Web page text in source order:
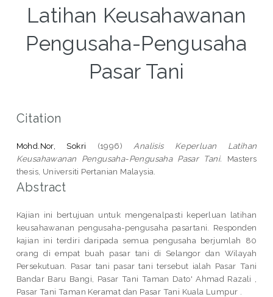
Latihan Keusahawanan
Pengusaha-Pengusaha
Pasar Tani
Citation
Mohd.Nor, Sokri (1996) Analisis Keperluan Latihan
Keusahawanan Pengusaha-Pengusaha Pasar Tani. Masters
thesis, Universiti Pertanian Malaysia.
Abstract
Kajian ini bertujuan untuk mengenalpasti keperluan latihan
keusahawanan pengusaha-pengusaha pasartani. Responden
kajian ini terdiri daripada semua pengusaha berjumlah 80
orang di empat buah pasar tani di Selangor dan Wilayah
Persekutuan. Pasar tani pasar tani tersebut ialah Pasar Tani
Bandar Baru Bangi, Pasar Tani Taman Dato' Ahmad Razali ,
Pasar Tani Taman Keramat dan Pasar Tani Kuala Lumpur .